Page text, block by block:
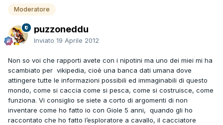
Moderatore
puzzoneddu
Inviato 19 Aprile 2012
Non so voi che rapporti avete con i nipotini ma uno dei miei mi ha
scambiato per vikipedia, cioè una banca dati umana dove
attingere tutte le informazioni possibili ed immaginabili di questo
mondo, come si caccia come si pesca, come si costruisce, come
funziona. Vi consiglio se siete a corto di argomenti di non
inventare come ho fatto io con Giole 5 anni, quando gli ho
raccontato che ho fatto l’esploratore a cavallo, il cacciatore